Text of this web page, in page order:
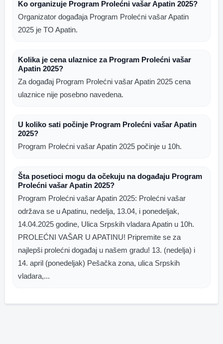
Ko organizuje Program Prolećni vašar Apatin 2025?
Organizator događaja Program Prolećni vašar Apatin
2025 je TO Apatin.
Kolika je cena ulaznice za Program Prolećni vašar
Apatin 2025?
Za događaj Program Prolećni vašar Apatin 2025 cena
ulaznice nije posebno navedena.
U koliko sati počinje Program Prolećni vašar Apatin
2025?
Program Prolećni vašar Apatin 2025 počinje u 10h.
Šta posetioci mogu da očekuju na događaju Program
Prolećni vašar Apatin 2025?
Program Prolećni vašar Apatin 2025: Prolećni vašar
održava se u Apatinu, nedelja, 13.04, i ponedeljak,
14.04.2025 godine, Ulica Srpskih vladara Apatin u 10h.
PROLEĆNI VAŠAR U APATINU! Pripremite se za
najlepši prolećni događaj u našem gradu! 13. (nedelja) i
14. april (ponedeljak) Pešačka zona, ulica Srpskih
vladara,...